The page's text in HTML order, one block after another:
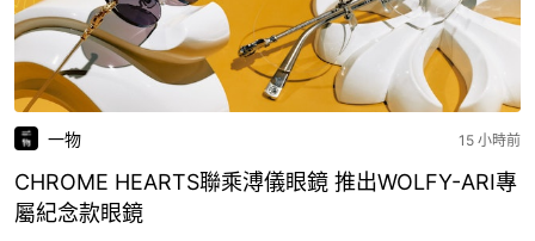
一物 15 小時前
CHROME HEARTS聯乘溥儀眼鏡 推出WOLFY-ARI專
屬紀念款眼鏡